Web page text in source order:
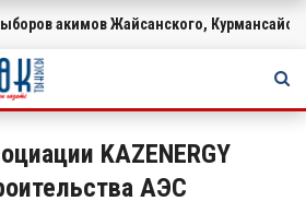
акимов Жайсанского,
KAZENERGY
АЭС